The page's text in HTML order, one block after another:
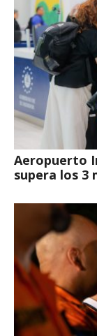
Aeropuerto
supera los 3